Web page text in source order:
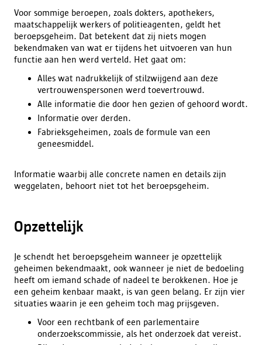
Voor sommige beroepen, zoals dokters, apothekers,
maatschappelijk werkers of politieagenten, geldt het
beroepsgeheim. Dat betekent dat zij niets mogen
bekendmaken van wat er tijdens het uitvoeren van hun
functie aan hen werd verteld. Het gaat om:
Alles wat nadrukkelijk of stilzwijgend aan deze
vertrouwenspersonen werd toevertrouwd.
Alle informatie die door hen gezien of gehoord wordt.
Informatie over derden.
Fabrieksgeheimen, zoals de formule van een
geneesmiddel.
Informatie waarbij alle concrete namen en details zijn
weggelaten, behoort niet tot het beroepsgeheim.
Opzettelijk
Je schendt het beroepsgeheim wanneer je opzettelijk
geheimen bekendmaakt, ook wanneer je niet de bedoeling
heeft om iemand schade of nadeel te berokkenen. Hoe je
een geheim kenbaar maakt, is van geen belang. Er zijn vier
situaties waarin je een geheim toch mag prijsgeven.
Voor een rechtbank of een parlementaire
onderzoekscommissie, als het onderzoek dat vereist.